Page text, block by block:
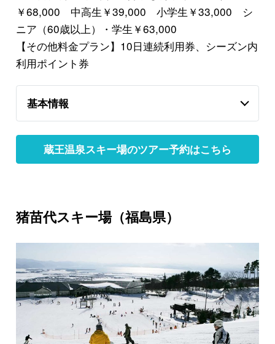
￥68,000 中高生￥39,000 小学生￥33,000 シ
ニア（60歳以上）・学生￥63,000
【その他料金プラン】10日連続利用券、シーズン内
利用ポイント券
基本情報
蔵王温泉スキー場のツアー予約はこちら
猪苗代スキー場（福島県）